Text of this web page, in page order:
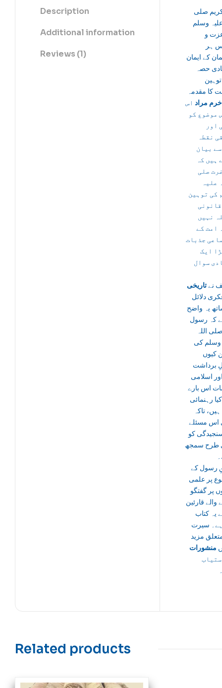
Description
Additional information
Reviews (1)
صلی
وسلم
و
ہر
کے ایمان
حصہ
کا مقدمہ
مراد اس
موضوع کو
اور
نقطہ
بیان
ہیں کہ
صلی
علیہ
کی توہین
نہیں
امت کے
جذبات
ایک
سوال
نےتاریخی
دلائل
یہ واضح
کہ رسول
اللہ
وسلم کی
کیوں
برداشت
اسلامی
اس بارے
رہنمائی
تاکہ
اس مسئلے
کو
طرح سمجھ
رسول کے
پر علمی
پر گفتگو
والے قارئین
یہ کتاب
سیرت
مزید
منشورات
Related products